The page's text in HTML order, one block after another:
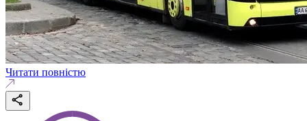
Читати повністю